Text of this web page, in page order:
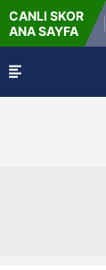
CANLI SKOR
ANA SAYFA
İstanbulspor